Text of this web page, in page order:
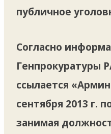
публичное
Согласно
Генпрокуратуры
ссылается
сентября 2013 г.
занимая